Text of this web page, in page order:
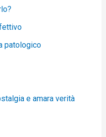
patologico
e amara verità